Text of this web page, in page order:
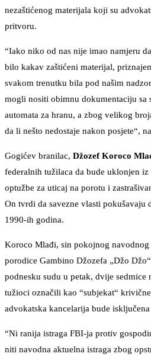
nezaštićenog materijala koji su
pritvoru.
“Iako niko od nas nije imao namjeru
bilo kakav zaštićeni materijal,
svakom trenutku bila pod našim
mogli nositi obimnu dokumentaciju sa
automata za hranu, a zbog velikog
da li nešto nedostaje nakon posjete“,
Gogićev branilac, Džozef Koroco
federalnih tužilaca da bude uklonjen
optužbe za uticaj na porotu i
On tvrdi da savezne vlasti pokušavaju
1990-ih godina.
Koroco Mlađi, sin pokojnog navodnog
porodice Gambino Džozefa „Džo
podnesku sudu u petak, dvije sedmice
tužioci označili kao “subjekat“
advokatska kancelarija bude
“Ni ranija istraga FBI-ja protiv
niti navodna aktuelna istraga zbog